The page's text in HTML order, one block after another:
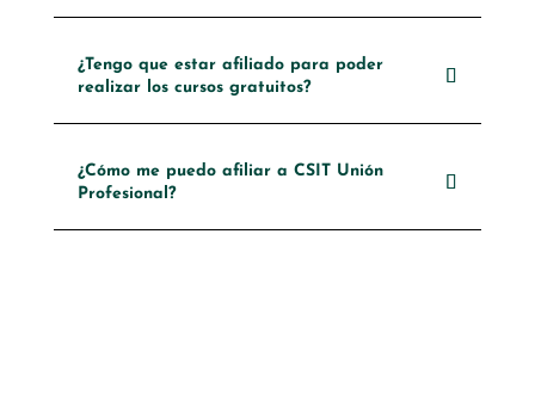
¿Tengo que estar afiliado para poder
realizar los cursos gratuitos?
¿Cómo me puedo afiliar a CSIT Unión
Profesional?